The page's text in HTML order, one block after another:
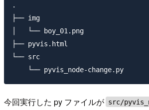
.
├── img
│   └── boy_01.png
├── pyvis.html
└── src
今回実行した py ファイルが src/